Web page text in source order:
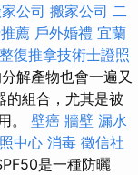
公司 搬家公司 二
薦 戶外婚禮 宜蘭
復推拿技術士證照
解產物也會一遍又
的組合，尤其是被
。 壁癌 牆壁 漏水
中心 消毒 徵信社
是一種防曬